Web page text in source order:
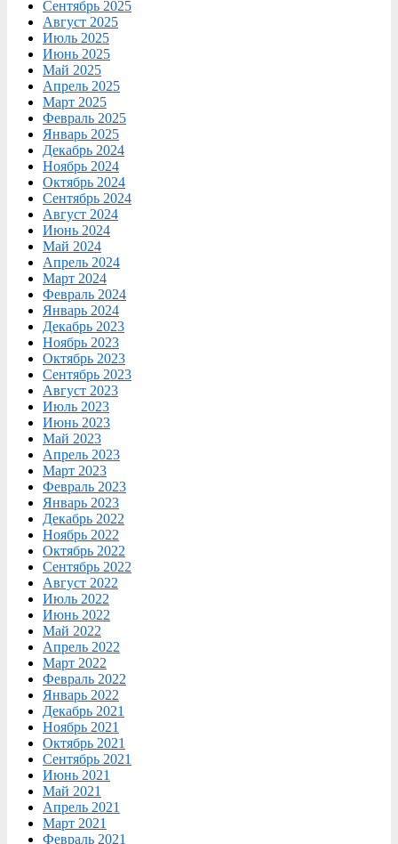
Сентябрь 2025
Август 2025
Июль 2025
Июнь 2025
Май 2025
Апрель 2025
Март 2025
Февраль 2025
Январь 2025
Декабрь 2024
Ноябрь 2024
Октябрь 2024
Сентябрь 2024
Август 2024
Июнь 2024
Май 2024
Апрель 2024
Март 2024
Февраль 2024
Январь 2024
Декабрь 2023
Ноябрь 2023
Октябрь 2023
Сентябрь 2023
Август 2023
Июль 2023
Июнь 2023
Май 2023
Апрель 2023
Март 2023
Февраль 2023
Январь 2023
Декабрь 2022
Ноябрь 2022
Октябрь 2022
Сентябрь 2022
Август 2022
Июль 2022
Июнь 2022
Май 2022
Апрель 2022
Март 2022
Февраль 2022
Январь 2022
Декабрь 2021
Ноябрь 2021
Октябрь 2021
Сентябрь 2021
Июнь 2021
Май 2021
Апрель 2021
Март 2021
Февраль 2021